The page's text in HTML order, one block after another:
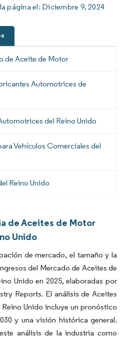
página el: Diciembre 9, 2024
de Aceite de Motor
Automotrices de
del Reino Unido
Vehículos Comerciales del
Reino Unido
de Aceites de Motor
Unido
de mercado, el tamaño y la
del Mercado de Aceites de
Unido en 2025, elaboradas por
Reports. El análisis de Aceites
Unido incluye un pronóstico
y una visión histórica general.
análisis de la industria como